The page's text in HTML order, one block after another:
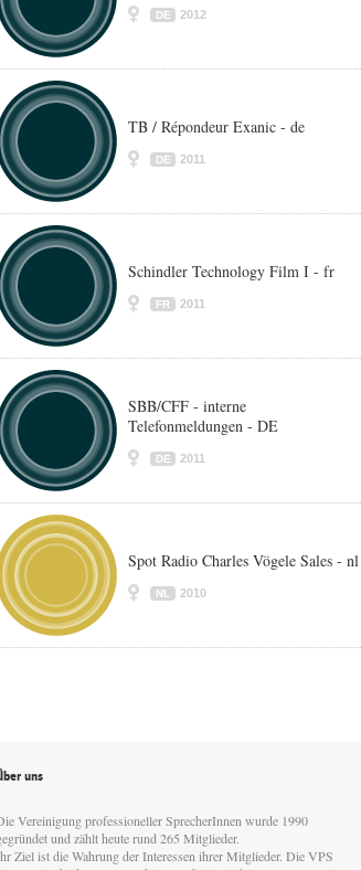
DE 2012
TB / Répondeur Exanic - de
DE 2011
Schindler Technology Film I - fr
FR 2011
SBB/CFF - interne
Telefonmeldungen - DE
DE 2011
Spot Radio Charles Vögele Sales - nl
NL 2010
uns
Vereinigung professioneller SprecherInnen wurde 1990
und zählt heute rund 265 Mitglieder.
Ziel ist die Wahrung der Interessen ihrer Mitglieder. Die VPS